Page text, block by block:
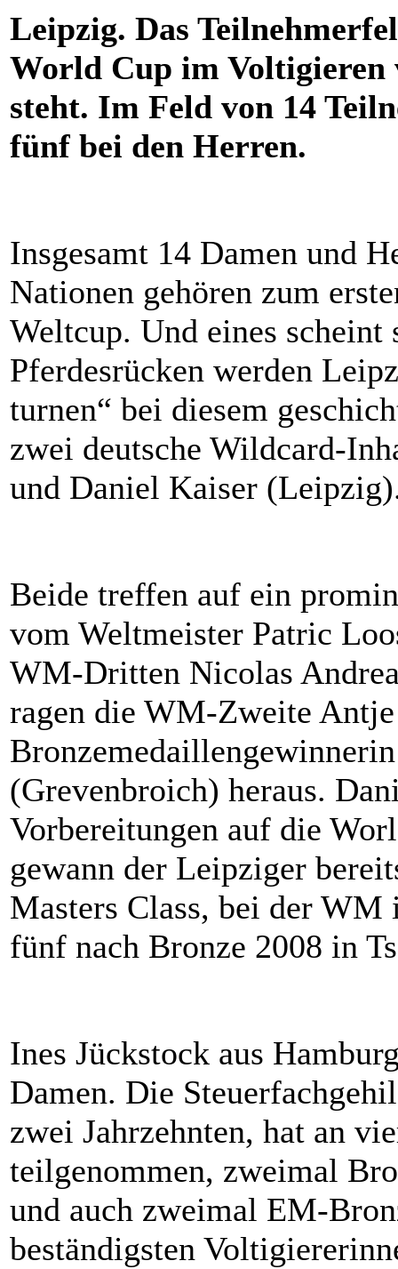
Leipzig. Das
World Cup im
steht. Im Feld von 14
fünf bei den Herren.
Insgesamt 14 Damen und
Nationen gehören zum
Weltcup. Und eines
Pferdesrücken werden
turnen“ bei diesem
zwei deutsche Wildcard-
und Daniel Kaiser
Beide treffen auf ein
vom Weltmeister Patric
WM-Dritten Nicolas
ragen die WM-Zweite
(Grevenbroich) heraus.
Vorbereitungen auf die
gewann der Leipziger
Masters Class, bei der
fünf nach Bronze 2008 in
Ines Jückstock aus
Damen. Die
zwei Jahrzehnten, hat an
teilgenommen, zweimal
und auch zweimal EM-
beständigsten